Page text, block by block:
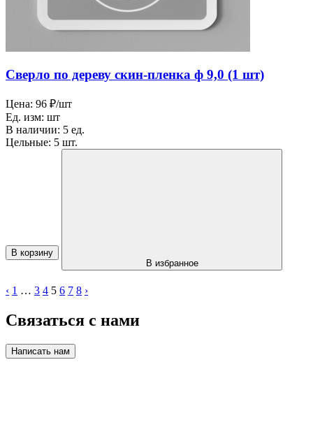
Сверло по дереву скин-пленка ф 9,0 (1 шт)
Цена: 96 ₽/шт
Ед. изм: шт
В наличии: 5 ед.
Цельные: 5 шт.
В корзину
В избранное
‹ 1 … 3 4 5 6 7 8 ›
Связаться с нами
Написать нам